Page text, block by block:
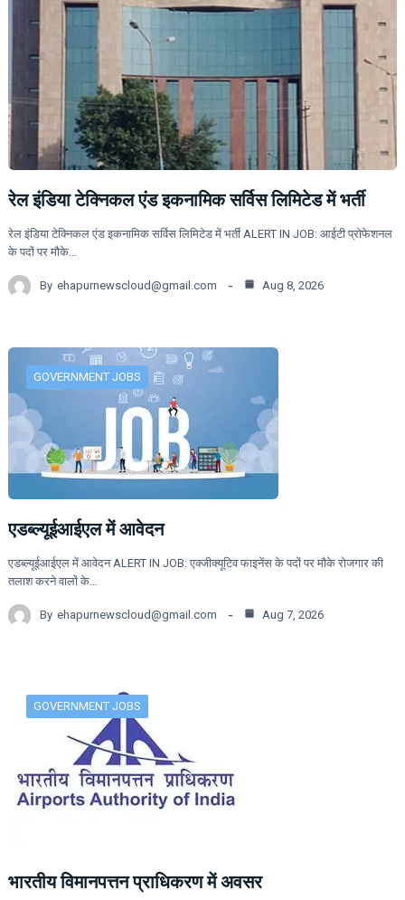
रेल इंडिया टेक्निकल एंड इकनामिक सर्विस लिमिटेड में भर्ती
रेल इंडिया टेक्निकल एंड इकनामिक सर्विस लिमिटेड में भर्ती ALERT IN JOB: आईटी प्रोफेशनल
के पदों पर मौके…
By ehapurnewscloud@gmail.com Aug 8, 2026
GOVERNMENT JOBS
एडब्ल्यूईआईएल में आवेदन
एडब्ल्यूईआईएल में आवेदन ALERT IN JOB: एक्जीक्यूटिव फाइनेंस के पदों पर मौके रोजगार की
तलाश करने वालों के…
By ehapurnewscloud@gmail.com Aug 7, 2026
GOVERNMENT JOBS
भारतीय विमानपत्तन प्राधिकरण में अवसर